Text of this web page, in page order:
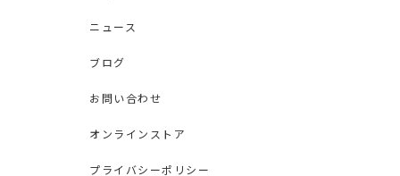
ニュース
ブログ
お問い合わせ
オンラインストア
プライバシーポリシー